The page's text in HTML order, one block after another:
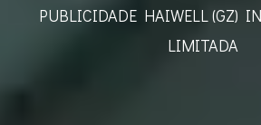
PUBLICIDADE HAIWELL (GZ)
LIMITADA